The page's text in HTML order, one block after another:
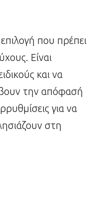
που πρέπει
Είναι
και να
την απόφασή
για να
στη